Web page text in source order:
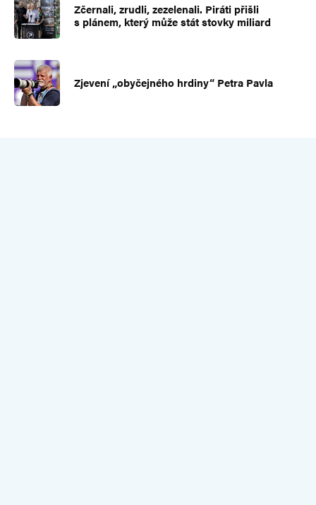
Zčernali, zrudli, zezelenali. Piráti přišli
s plánem, který může stát stovky miliard
Zjevení „obyčejného hrdiny“ Petra Pavla